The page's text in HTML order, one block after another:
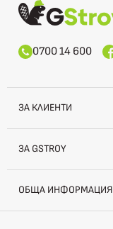
0700 14 600
ЗА КЛИЕНТИ
ЗА GSTROY
ОБЩА ИНФОРМАЦИЯ